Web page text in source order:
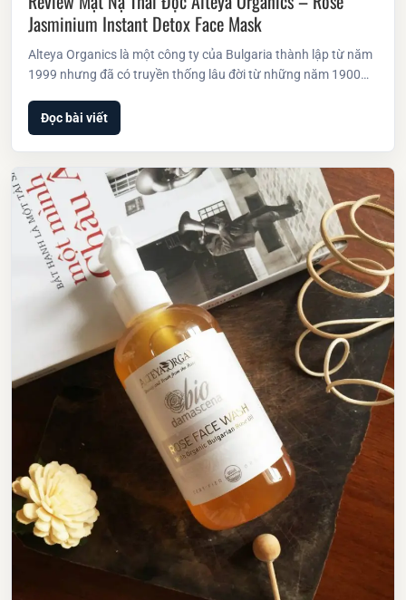
Jasminium Instant Detox Face Mask
Alteya Organics là một công ty của Bulgaria thành lập từ năm
1999 nhưng đã có truyền thống lâu đời từ những năm 1900…
Đọc bài viết